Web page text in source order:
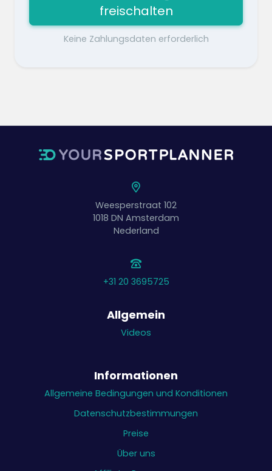
freischalten
Keine Zahlungsdaten erforderlich
Weesperstraat 102
1018 DN Amsterdam
Nederland
+31 20 3695725
Allgemein
Videos
Informationen
Allgemeine Bedingungen und Konditionen
Datenschutzbestimmungen
Preise
Über uns